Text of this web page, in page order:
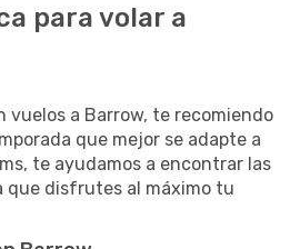
para volar a
vuelos a Barrow, te recomiendo
que mejor se adapte a
te ayudamos a encontrar las
que disfrutes al máximo tu